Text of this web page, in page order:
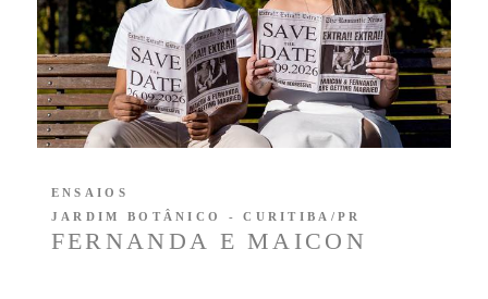
FERNANDA E MAICON
ENSAIOS
JARDIM BOTÂNICO - CURITIBA/PR